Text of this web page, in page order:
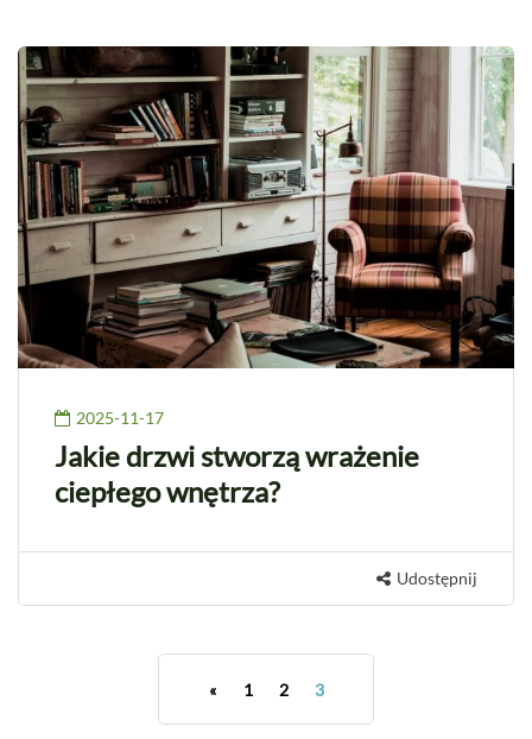
2025-11-17
Jakie drzwi stworzą wrażenie
ciepłego wnętrza?
Udostępnij
« 1 2 3